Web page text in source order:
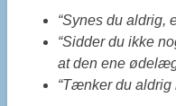
“Synes du aldrig,
“Sidder du ikke
at den ene
“Tænker du aldrig